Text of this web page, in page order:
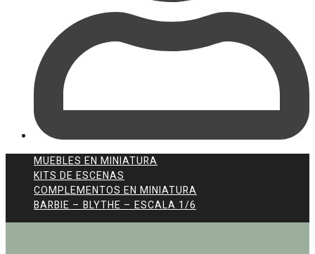
MUEBLES EN MINIATURA
KITS DE ESCENAS
COMPLEMENTOS EN MINIATURA
BARBIE – BLYTHE – ESCALA 1/6